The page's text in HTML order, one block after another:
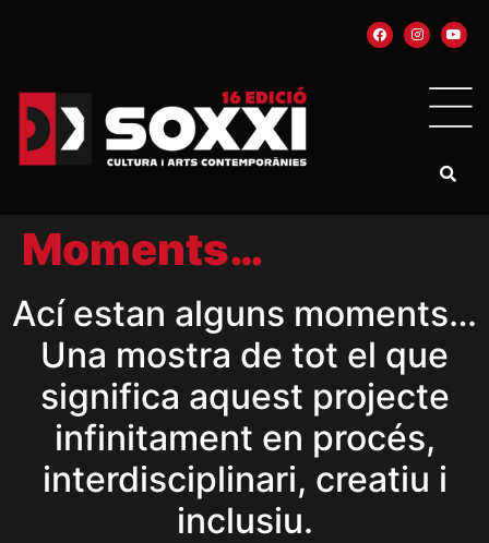
Moments…
Ací estan alguns moments…
Una mostra de tot el que
significa aquest projecte
infinitament en procés,
interdisciplinari, creatiu i
inclusiu.